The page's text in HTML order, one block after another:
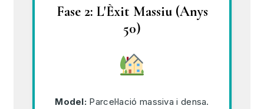
Fase 2: L'Èxit Massiu (Anys
50)
Model: Parcel·lació massiva i densa.